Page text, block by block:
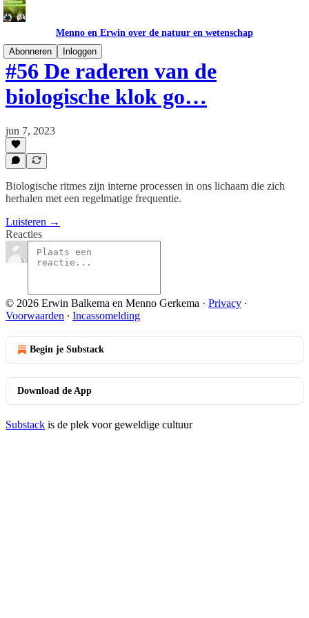
Menno en Erwin over de natuur en wetenschap
Abonneren
Inloggen
#56 De raderen van de
biologische klok go…
jun 7, 2023
Biologische ritmes zijn interne processen in ons lichaam die zich
herhalen met een regelmatige frequentie.
Luisteren →
Reacties
© 2026 Erwin Balkema en Menno Gerkema · Privacy ∙
Voorwaarden ∙ Incassomelding
Begin je Substack
Download de App
Substack is de plek voor geweldige cultuur